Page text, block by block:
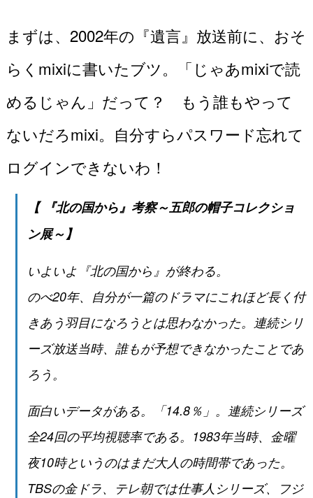
まずは、2002年の『遺言』放送前に、おそ
らくmixiに書いたブツ。「じゃあmixiで読
めるじゃん」だって？ もう誰もやって
ないだろmixi。自分すらパスワード忘れて
ログインできないわ！
【 『北の国から』考察～五郎の帽子コレクショ
ン展～】
いよいよ『北の国から』が終わる。
のべ20年、自分が一篇のドラマにこれほど長く付
きあう羽目になろうとは思わなかった。連続シリ
ーズ放送当時、誰もが予想できなかったことであ
ろう。
面白いデータがある。「14.8％」。連続シリーズ
全24回の平均視聴率である。1983年当時、金曜
夜10時というのはまだ大人の時間帯であった。
TBSの金ドラ、テレ朝では仕事人シリーズ、フジ